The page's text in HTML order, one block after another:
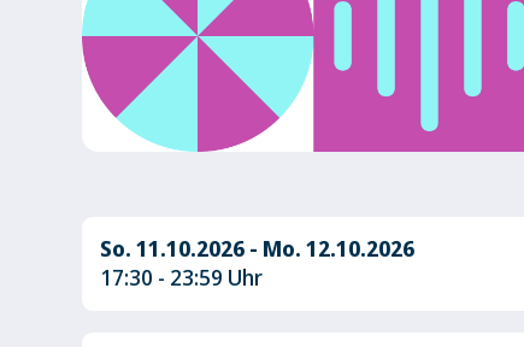
So. 11.10.2026 - Mo. 12.10.2026
17:30 - 23:59 Uhr